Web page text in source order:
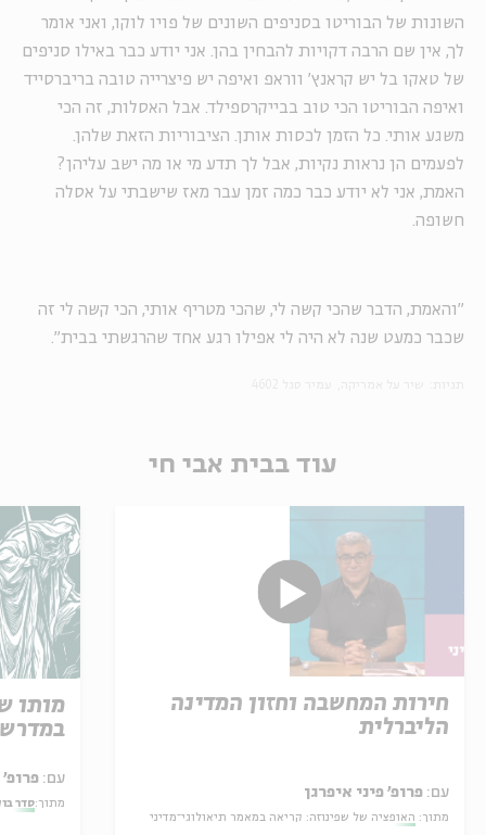
השונות של הבוריטו בסניפים השונים של פויו לוקו, ואני אומר
לך, אין שם הרבה דקויות להבחין בהן. אני יודע כבר באילו סניפים
של טאקו בל יש קראנץ' ווראפ ואיפה יש פיצרייה טובה בריברסייד
ואיפה הבוריטו הכי טוב בבייקרספילד. אבל האסלות, זה הכי
משגע אותי. כל הזמן לכסות אותן. הציבוריות הזאת שלהן.
לפעמים הן נראות נקיות, אבל לך תדע מי או מה ישב עליהן?
האמת, אני לא יודע כבר כמה זמן עבר מאז שישבתי על אסלה
חשופה.
"והאמת, הדבר שהכי קשה לי, שהכי מטריף אותי, הכי קשה לי זה
שכבר כמעט שנה לא היה לי אפילו רגע אחד שהרגשתי בבית".
עוד בבית אבי חי
חירות המחשבה וחזון המדינה
הליברלית
עם: פרופ' פיני איפרגן
מתוך: האופציה של שפינוזה: קריאה במאמר תיאולוגי־מדיני
מותו
עם: פרופ' אביגדור שנאן
מתוך:סדר